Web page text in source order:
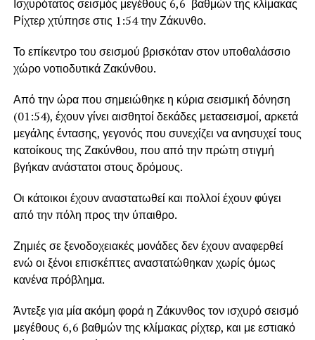
Ισχυρότατος σεισμός μεγέθους 6,6 βαθμών της κλίμακας
Ρίχτερ χτύπησε στις 1:54 την Ζάκυνθο.
Το επίκεντρο του σεισμού βρισκόταν στον υποθαλάσσιο
χώρο νοτιοδυτικά Ζακύνθου.
Από την ώρα που σημειώθηκε η κύρια σεισμική δόνηση
(01:54), έχουν γίνει αισθητοί δεκάδες μετασεισμοί, αρκετά
μεγάλης έντασης, γεγονός που συνεχίζει να ανησυχεί τους
κατοίκους της Ζακύνθου, που από την πρώτη στιγμή
βγήκαν ανάστατοι στους δρόμους.
Οι κάτοικοι έχουν αναστατωθεί και πολλοί έχουν φύγει
από την πόλη προς την ύπαιθρο.
Ζημιές σε ξενοδοχειακές μονάδες δεν έχουν αναφερθεί
ενώ οι ξένοι επισκέπτες αναστατώθηκαν χωρίς όμως
κανένα πρόβλημα.
Άντεξε για μία ακόμη φορά η Ζάκυνθος τον ισχυρό σεισμό
μεγέθους 6,6 βαθμών της κλίμακας ρίχτερ, και με εστιακό